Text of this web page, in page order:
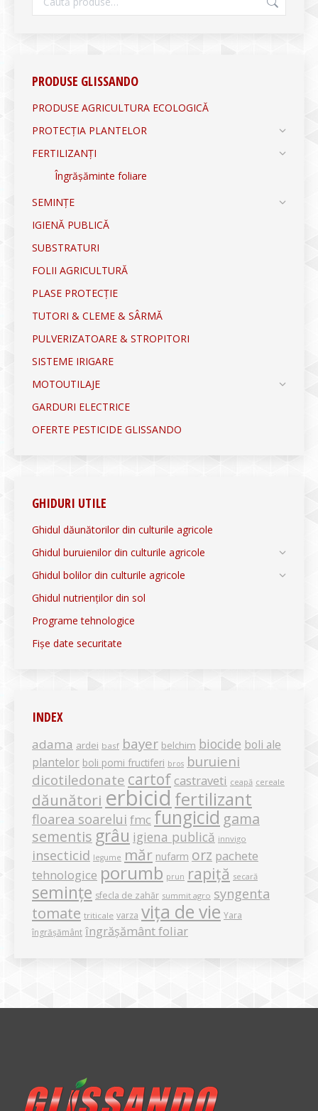
PRODUSE GLISSANDO
PRODUSE AGRICULTURA ECOLOGICĂ
PROTECȚIA PLANTELOR
FERTILIZANȚI
Îngrășăminte foliare
SEMINȚE
IGIENĂ PUBLICĂ
SUBSTRATURI
FOLII AGRICULTURĂ
PLASE PROTECȚIE
TUTORI & CLEME & SÂRMĂ
PULVERIZATOARE & STROPITORI
SISTEME IRIGARE
MOTOUTILAJE
GARDURI ELECTRICE
OFERTE PESTICIDE GLISSANDO
GHIDURI UTILE
Ghidul dăunătorilor din culturile agricole
Ghidul buruienilor din culturile agricole
Ghidul bolilor din culturile agricole
Ghidul nutrienților din sol
Programe tehnologice
Fișe date securitate
INDEX
adama ardei basf bayer belchim biocide boli ale
plantelor boli pomi fructiferi bros buruieni
dicotiledonate cartof castraveti ceapă cereale
dăunători erbicid fertilizant
floarea soarelui fmc fungicid gama
sementis grâu igiena publică innvigo
insecticid legume măr nufarm orz pachete
tehnologice porumb prun rapiță secară
semințe sfecla de zahăr summit agro syngenta
tomate triticale varza vița de vie Yara
îngrășământ îngrășământ foliar